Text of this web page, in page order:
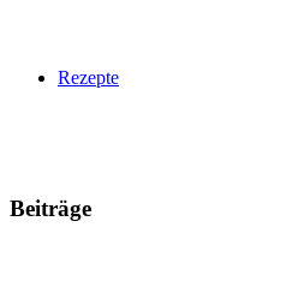
Rezepte
Beiträge